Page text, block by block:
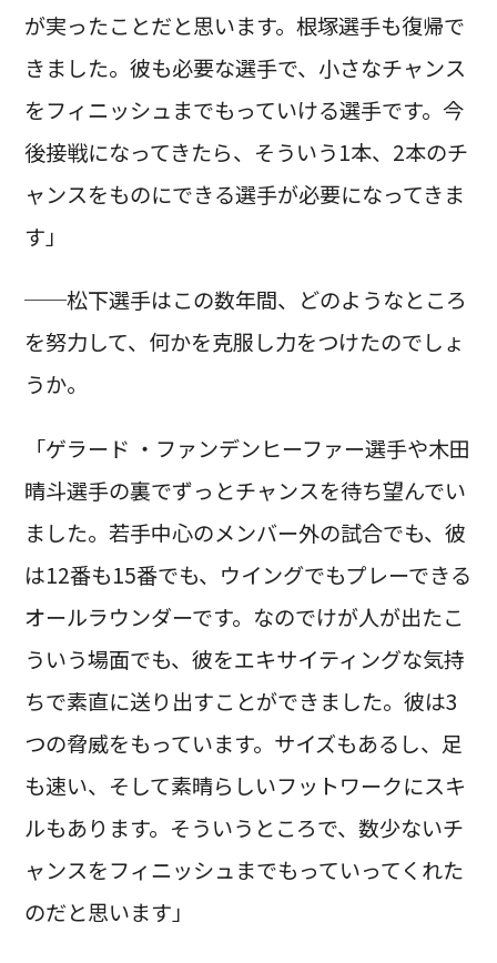
が実ったことだと思います。根塚選手も復帰で
きました。彼も必要な選手で、小さなチャンス
をフィニッシュまでもっていける選手です。今
後接戦になってきたら、そういう1本、2本のチ
ャンスをものにできる選手が必要になってきま
す」
──松下選手はこの数年間、どのようなところ
を努力して、何かを克服し力をつけたのでしょ
うか。
「ゲラード ・ファンデンヒーファー選手や木田
晴斗選手の裏でずっとチャンスを待ち望んでい
ました。若手中心のメンバー外の試合でも、彼
は12番も15番でも、ウイングでもプレーできる
オールラウンダーです。なのでけが人が出たこ
ういう場面でも、彼をエキサイティングな気持
ちで素直に送り出すことができました。彼は3
つの脅威をもっています。サイズもあるし、足
も速い、そして素晴らしいフットワークにスキ
ルもあります。そういうところで、数少ないチ
ャンスをフィニッシュまでもっていってくれた
のだと思います」